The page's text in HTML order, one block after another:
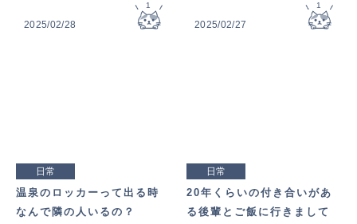
2025/02/28
1
2025/02/27
1
日常
温泉のロッカーって出る時
なんで隣の人いるの？
日常
20年くらいの付き合いがあ
る後輩とご飯に行きまして